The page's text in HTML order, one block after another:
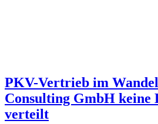
PKV-Vertrieb im
Consulting GmbH keine
verteilt